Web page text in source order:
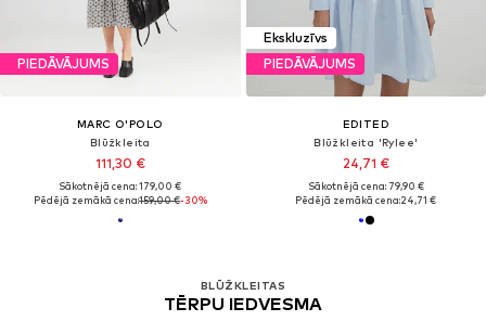
PIEDĀVĀJUMS
MARC O'POLO
Blūžkleita
111,30 €
Sākotnējā cena: 179,00 €
Pēdējā zemākā cena:159,00 €-30%
Ekskluzīvs
PIEDĀVĀJUMS
EDITED
Blūžkleita 'Rylee'
24,71 €
Sākotnējā cena: 79,90 €
Pēdējā zemākā cena:24,71 €
BLŪŽKLEITAS
TĒRPU IEDVESMA